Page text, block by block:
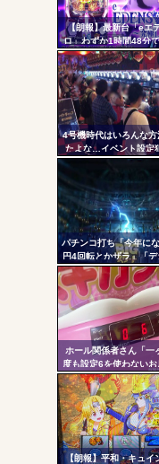
AngelBeats!とか
Powered by livedoor
【朗報】最新台「eエ
ロ」わずか1時間48分
5000発コンプリートを
しまうｗ 究極LT期待
超えの現行最強スペッ
じゃないな…
4号機時代はいろんな
たよな…イベント設定
イエナ、超技術介入機
パチンコ打ち「今年に
円4回転とかザラ」「
のに10回転とかザラ
んまかよ？
ホール関係者さん「一
度も設定6を使わない
しないと思っています
事がない店長も存在し
う」←これガチ?
【朗報】平和・キュイ
リン
- 固
定リ
ンク
自動
更新
ツー
ル